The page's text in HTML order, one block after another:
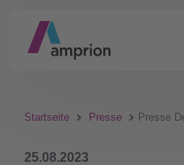
Startseite Presse Presse
25.08.2023